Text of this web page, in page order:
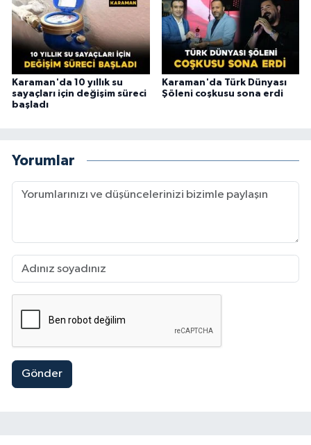
Karaman'da 10 yıllık su
sayaçları için değişim süreci
başladı
Karaman'da Türk Dünyası
Şöleni coşkusu sona erdi
Yorumlar
Gönder